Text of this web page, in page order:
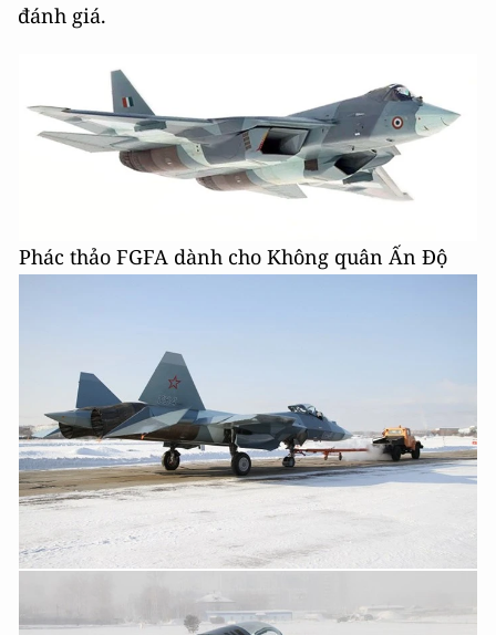
đánh giá.
Phác thảo FGFA dành cho Không quân Ấn Độ